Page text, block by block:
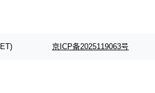
京ICP备2025119063号